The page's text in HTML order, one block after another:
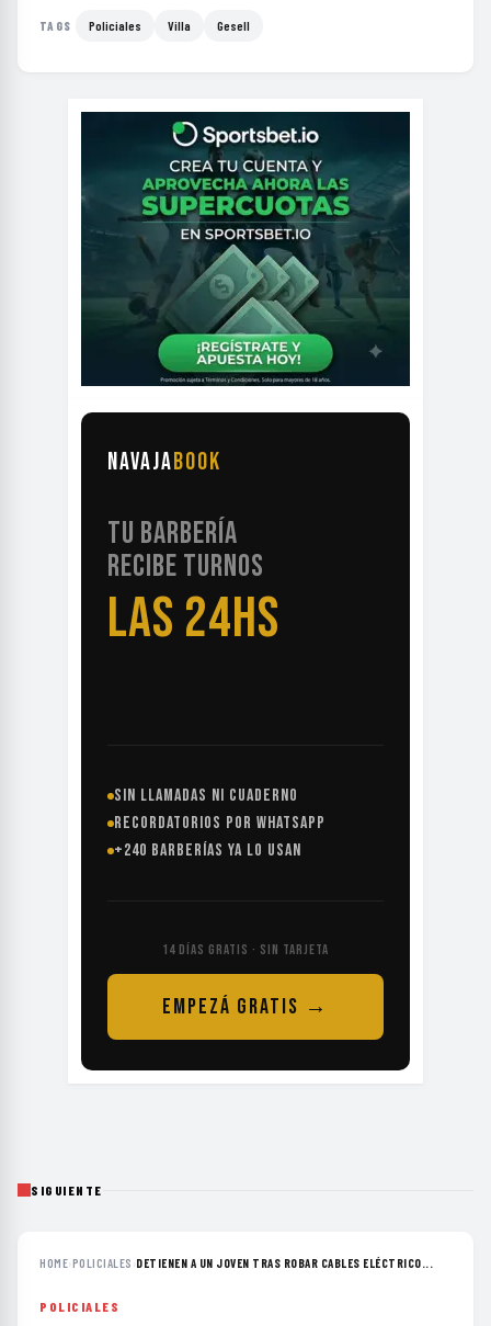
TAGS Policiales Villa Gesell
NAVAJABOOK
TU BARBERÍA
RECIBE TURNOS
LAS 24HS
SIN LLAMADAS NI CUADERNO
RECORDATORIOS POR WHATSAPP
+240 BARBERÍAS YA LO USAN
14 DÍAS GRATIS · SIN TARJETA
EMPEZÁ GRATIS →
SIGUIENTE
HOME›POLICIALES ›DETIENEN A UN JOVEN TRAS ROBAR CABLES ELÉCTRICO...
POLICIALES